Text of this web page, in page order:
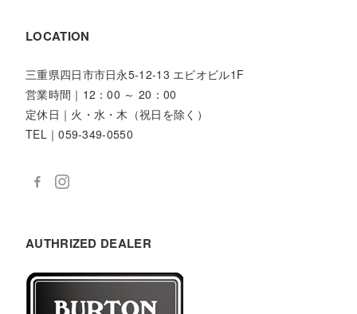
LOCATION
三重県四日市市日永5-12-13 エビオビル1F
営業時間｜12：00 ～ 20：00
定休日｜火・水・木（祝日を除く）
TEL｜059-349-0550
AUTHRIZED DEALER